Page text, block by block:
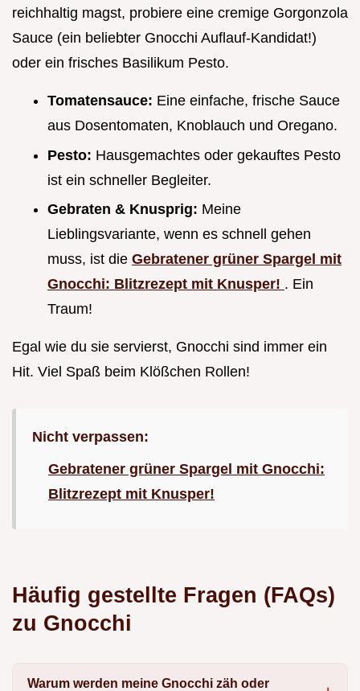
reichhaltig magst, probiere eine cremige Gorgonzola
Sauce (ein beliebter Gnocchi Auflauf-Kandidat!)
oder ein frisches Basilikum Pesto.
Tomatensauce: Eine einfache, frische Sauce
aus Dosentomaten, Knoblauch und Oregano.
Pesto: Hausgemachtes oder gekauftes Pesto
ist ein schneller Begleiter.
Gebraten & Knusprig: Meine
Lieblingsvariante, wenn es schnell gehen
muss, ist die Gebratener grüner Spargel mit
Gnocchi: Blitzrezept mit Knusper! . Ein
Traum!
Egal wie du sie servierst, Gnocchi sind immer ein
Hit. Viel Spaß beim Klößchen Rollen!
Nicht verpassen:
Gebratener grüner Spargel mit Gnocchi:
Blitzrezept mit Knusper!
Häufig gestellte Fragen (FAQs)
zu Gnocchi
Warum werden meine Gnocchi zäh oder